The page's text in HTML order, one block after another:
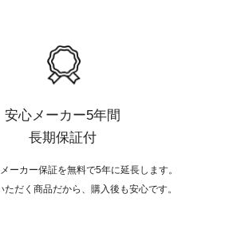
安心メーカー5年間
長期保証付
ーカー保証を無料で5年に延長します。
ただく商品だから、購入後も安心です。